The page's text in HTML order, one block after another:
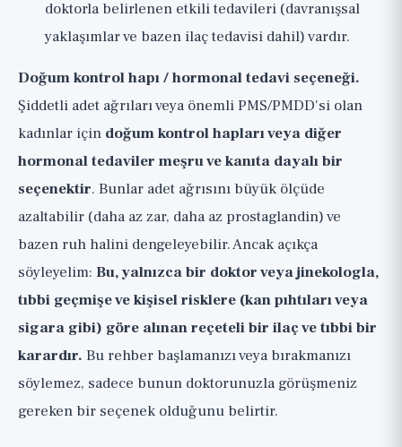
doktorla belirlenen etkili tedavileri (davranışsal
yaklaşımlar ve bazen ilaç tedavisi dahil) vardır.
Doğum kontrol hapı / hormonal tedavi seçeneği.
Şiddetli adet ağrıları veya önemli PMS/PMDD'si olan
kadınlar için doğum kontrol hapları veya diğer
hormonal tedaviler meşru ve kanıta dayalı bir
seçenektir. Bunlar adet ağrısını büyük ölçüde
azaltabilir (daha az zar, daha az prostaglandin) ve
bazen ruh halini dengeleyebilir. Ancak açıkça
söyleyelim: Bu, yalnızca bir doktor veya jinekologla,
tıbbi geçmişe ve kişisel risklere (kan pıhtıları veya
sigara gibi) göre alınan reçeteli bir ilaç ve tıbbi bir
karardır. Bu rehber başlamanızı veya bırakmanızı
söylemez, sadece bunun doktorunuzla görüşmeniz
gereken bir seçenek olduğunu belirtir.